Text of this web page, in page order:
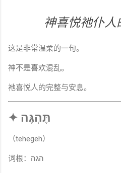
神喜悦祂仆人
这是非常温柔的一句。
神不是喜欢混乱。
祂喜悦人的完整与安息。
✦ תֶּהְגֶּה
（tehegeh）
词根：הגה